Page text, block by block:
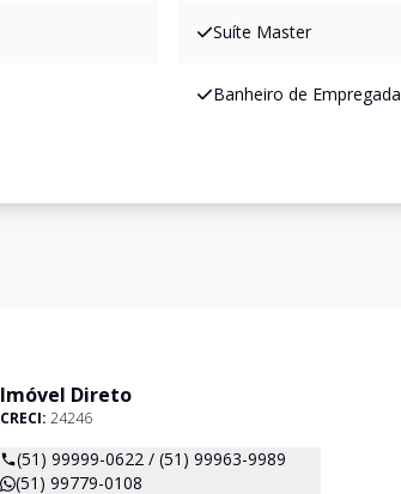
Suíte Master
Banheiro de Empregada
Imóvel Direto
CRECI: 24246
(51) 99999-0622 / (51) 99963-9989
(51) 99779-0108